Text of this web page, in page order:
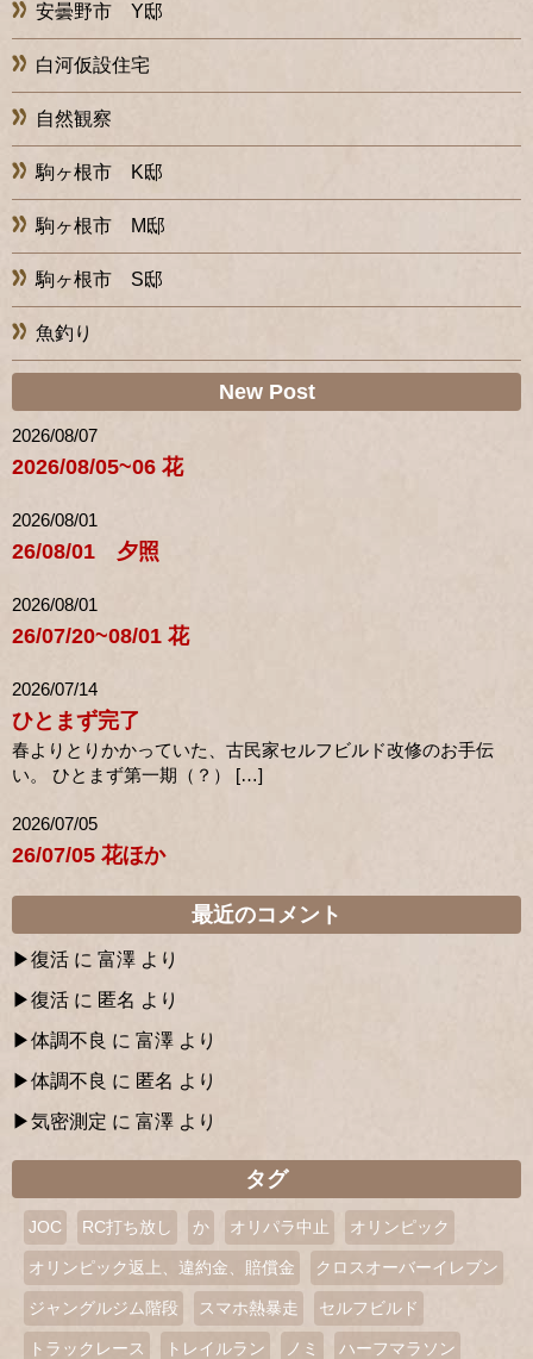
安曇野市 Y邸
白河仮設住宅
自然観察
駒ヶ根市 K邸
駒ヶ根市 M邸
駒ヶ根市 S邸
魚釣り
New Post
2026/08/07
2026/08/05~06 花
2026/08/01
26/08/01 夕照
2026/08/01
26/07/20~08/01 花
2026/07/14
ひとまず完了
春よりとりかかっていた、古民家セルフビルド改修のお手伝
い。 ひとまず第一期（？） […]
2026/07/05
26/07/05 花ほか
最近のコメント
復活 に 富澤 より
復活 に 匿名 より
体調不良 に 富澤 より
体調不良 に 匿名 より
気密測定 に 富澤 より
タグ
JOC RC打ち放し か オリパラ中止 オリンピック
オリンピック返上、違約金、賠償金 クロスオーバーイレブン
ジャングルジム階段 スマホ熱暴走 セルフビルド
トラックレース トレイルラン ノミ ハーフマラソン